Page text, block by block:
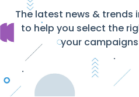
The latest news & trends
to help you select the
your